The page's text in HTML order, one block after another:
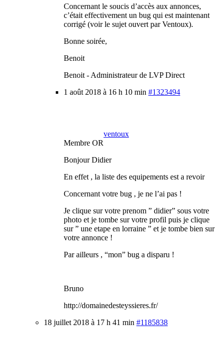
Concernant le soucis d’accès aux annonces,
c’était effectivement un bug qui est maintenant
corrigé (voir le sujet ouvert par Ventoux).
Bonne soirée,
Benoit
Benoit - Administrateur de LVP Direct
1 août 2018 à 16 h 10 min #1323494
ventoux
Membre OR
Bonjour Didier
En effet , la liste des equipements est a revoir
Concernant votre bug , je ne l’ai pas !
Je clique sur votre prenom ” didier” sous votre
photo et je tombe sur votre profil puis je clique
sur ” une etape en lorraine ” et je tombe bien sur
votre annonce !
Par ailleurs , “mon” bug a disparu !
Bruno
http://domainedesteyssieres.fr/
18 juillet 2018 à 17 h 41 min #1185838